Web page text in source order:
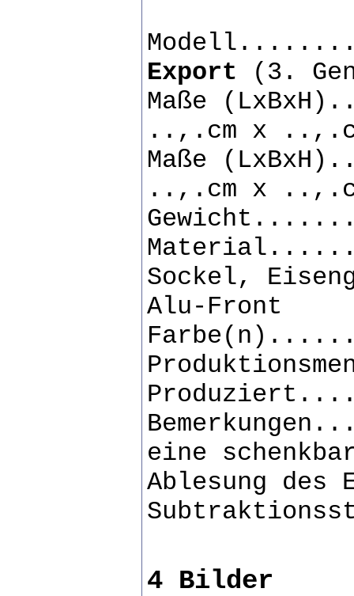
Export (3.
Maße
..,.cm x
Maße
..,.cm x
Sockel,
Alu-Front
eine
Ablesung des
4 Bilder